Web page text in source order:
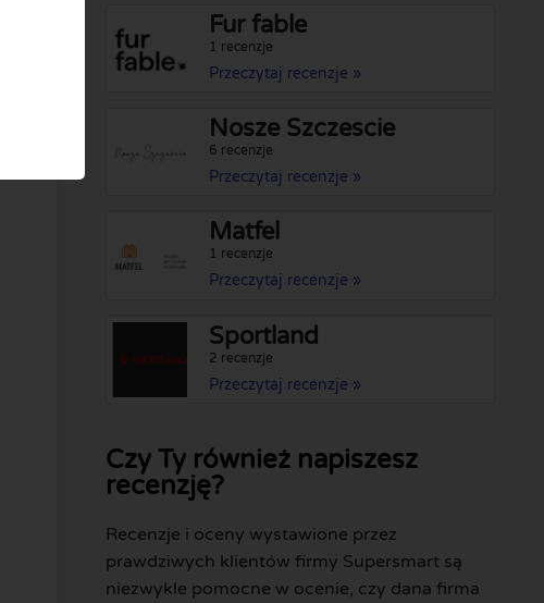
Fur fable
1 recenzje
Przeczytaj recenzje »
Nosze Szczescie
6 recenzje
Przeczytaj recenzje »
Matfel
1 recenzje
Przeczytaj recenzje »
Sportland
2 recenzje
Przeczytaj recenzje »
Czy Ty również napiszesz
recenzję?
Recenzje i oceny wystawione przez
prawdziwych klientów firmy Supersmart są
niezwykle pomocne w ocenie, czy dana firma